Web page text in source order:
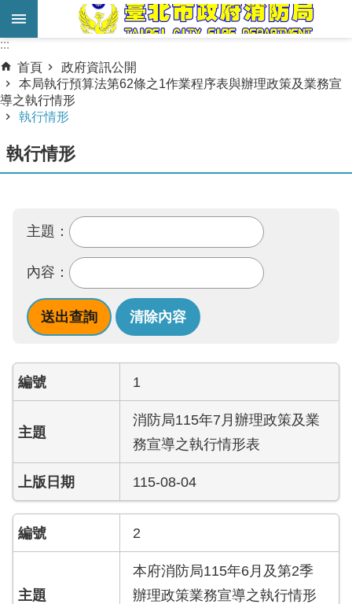
跳到主要內容區塊
進
階
搜
尋
業
關
介
導
教
育
下
專
區
民
力
:::
:::
首頁
政府資訊公開
本局執行預算法第62條之1作業程序表與辦理政策及業務宣
導之執行情形
執行情形
執行情形
主題：
內容：
1
消防局115年7月辦理政策及業
務宣導之執行情形表
115-08-04
2
本府消防局115年6月及第2季
辦理政策業務宣導之執行情形